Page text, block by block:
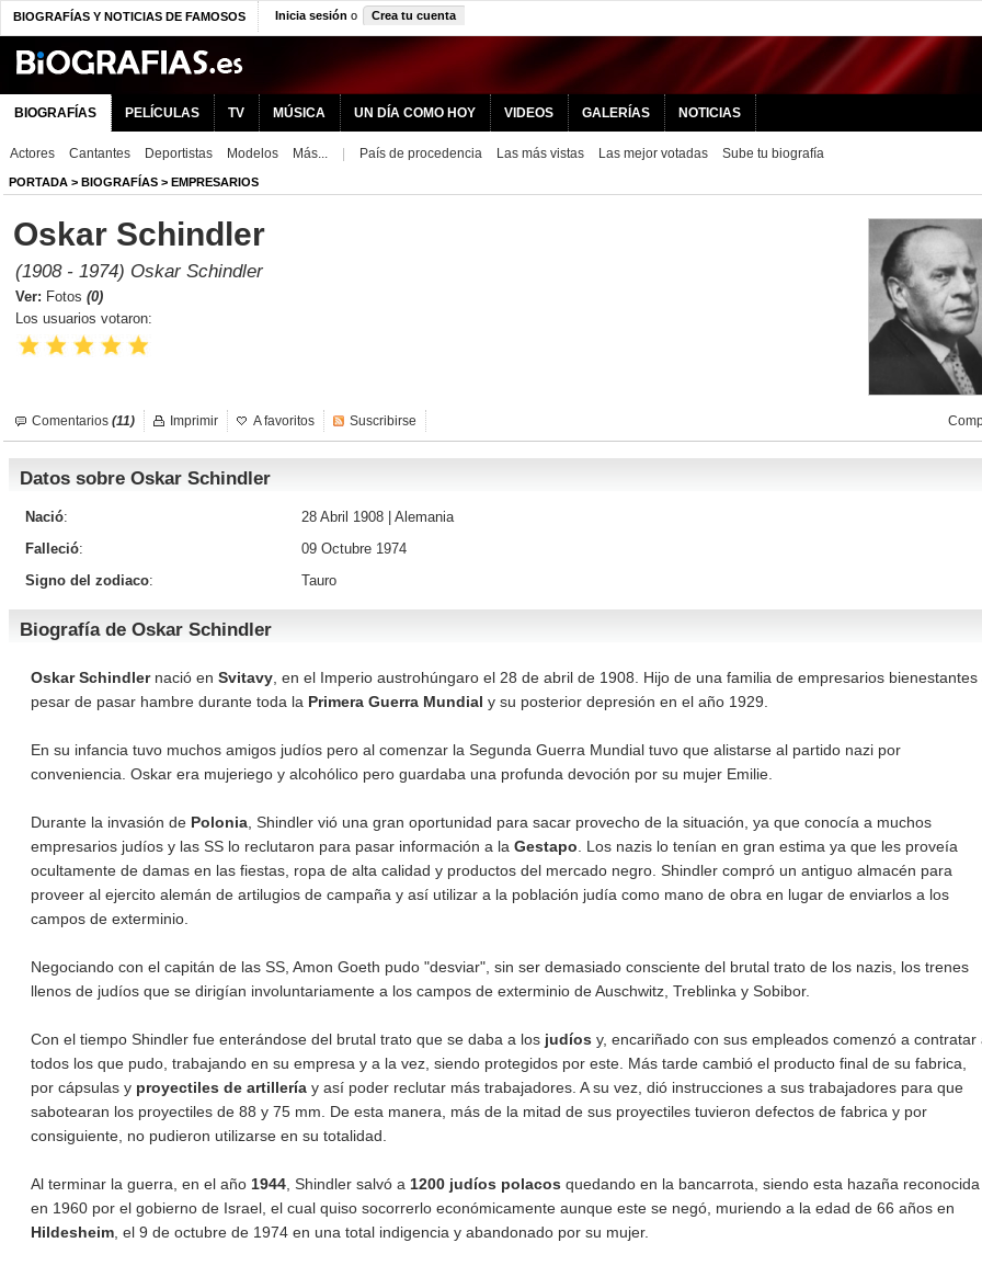
BIOGRAFÍAS Y NOTICIAS DE FAMOSOS Inicia sesión o Crea tu cuenta
BIOGRAFÍAS PELÍCULAS TV MÚSICA UN DÍA COMO HOY VIDEOS GALERÍAS NOTICIAS
Actores Cantantes Deportistas Modelos Más... País de procedencia Las más vistas Las mejor votadas Sube tu biografía
PORTADA > BIOGRAFÍAS > EMPRESARIOS
Oskar Schindler
(1908 - 1974) Oskar Schindler
Ver: Fotos (0)
Los usuarios votaron:
Comentarios (11) Imprimir A favoritos Suscribirse
Datos sobre Oskar Schindler
Nació: 28 Abril 1908 | Alemania
Falleció:
09 Octubre 1974
Signo del zodiaco: Tauro
Biografía de Oskar Schindler
Oskar Schindlernació en Svitavy , en el Imperio austrohúngaro el 28 de abril de 1908. Hijo de una familia de empresarios bienestantes
pesar de pasar hambre durante toda la Primera Guerra Mundial y su posterior depresión en el año 1929.
En su infancia tuvo muchos amigos judíos pero al comenzar la Segunda Guerra Mundial tuvo que alistarse al partido nazi por
conveniencia. Oskar era mujeriego y alcohólico pero guardaba una profunda devoción por su mujer Emilie.
Durante la invasión de Polonia , Shindler vió una gran oportunidad para sacar provecho de la situación, ya que conocía a muchos
empresarios judíos y las SS lo reclutaron para pasar información a la Gestapo . Los nazis lo tenían en gran estima ya que les proveía
ocultamente de damas en las fiestas, ropa de alta calidad y productos del mercado negro. Shindler compró un antiguo almacén para
proveer al ejercito alemán de artilugios de campaña y así utilizar a la población judía como mano de obra en lugar de enviarlos a los
campos de exterminio.
Negociando con el capitán de las SS, Amon Goeth pudo "desviar", sin ser demasiado consciente del brutal trato de los nazis, los trenes
llenos de judíos que se dirigían involuntariamente a los campos de exterminio de Auschwitz, Treblinka y Sobibor.
Con el tiempo Shindler fue enterándose del brutal trato que se daba a los judíos y, encariñado con sus empleados comenzó a contratar
todos los que pudo, trabajando en su empresa y a la vez, siendo protegidos por este. Más tarde cambió el producto final de su fabrica,
por cápsulas y proyectiles de artillería y así poder reclutar más trabajadores. A su vez, dió instrucciones a sus trabajadores para que
sabotearan los proyectiles de 88 y 75 mm. De esta manera, más de la mitad de sus proyectiles tuvieron defectos de fabrica y por
consiguiente, no pudieron utilizarse en su totalidad.
Al terminar la guerra, en el año 1944 , Shindler salvó a 1200 judíos polacos quedando en la bancarrota, siendo esta hazaña reconocida
en 1960 por el gobierno de Israel, el cual quiso socorrerlo económicamente aunque este se negó, muriendo a la edad de 66 años en
Hildesheim , el 9 de octubre de 1974 en una total indigencia y abandonado por su mujer.